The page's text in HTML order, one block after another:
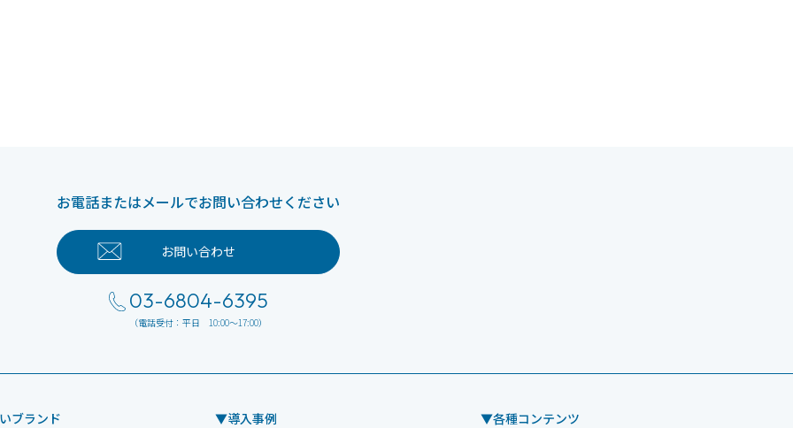
お電話またはメールでお問い合わせください
03-6804-6395
（電話受付：平日 10:00～17:00）
お問い合わせ
ブランド ▼導入事例 ▼各種コンテンツ